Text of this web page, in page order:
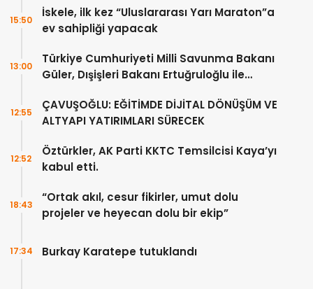
İskele, ilk kez “Uluslararası Yarı Maraton”a
ev sahipliği yapacak
15:50
Türkiye Cumhuriyeti Milli Savunma Bakanı
Güler, Dışişleri Bakanı Ertuğruloğlu ile
13:00
ÇAVUŞOĞLU: EĞİTİMDE DİJİTAL DÖNÜŞÜM VE
ALTYAPI YATIRIMLARI SÜRECEK
12:55
Öztürkler, AK Parti KKTC Temsilcisi Kaya’yı
kabul etti.
12:52
“Ortak akıl, cesur fikirler, umut dolu
projeler ve heyecan dolu bir ekip”
18:43
Burkay Karatepe tutuklandı
17:34